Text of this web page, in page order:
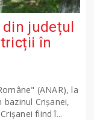
din județul
în
(ANAR), la
Crişanei,
fiind î...